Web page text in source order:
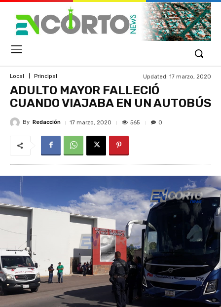
Local Principal Updated: 17 marzo, 2020
ADULTO MAYOR FALLECIÓ
CUANDO VIAJABA EN UN AUTOBÚS
By Redacción 17 marzo, 2020 565 0